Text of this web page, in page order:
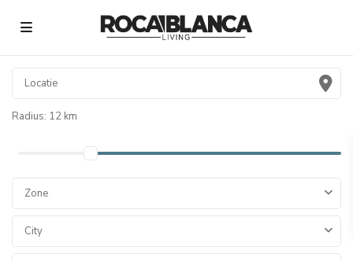
Radius: 12 km
Zone
City